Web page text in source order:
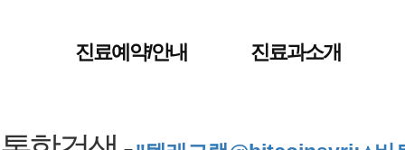
진료예약/안내 진료과소개